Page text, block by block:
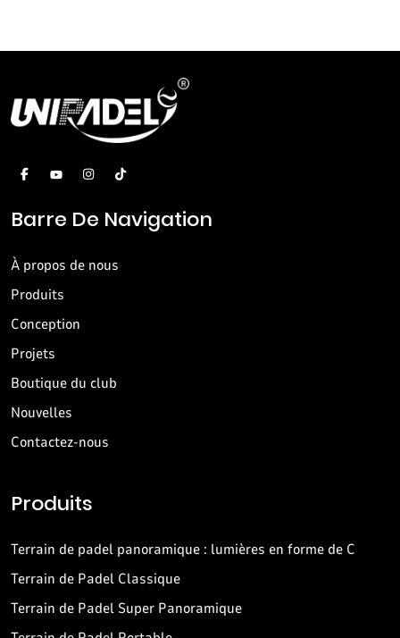
Barre De Navigation
À propos de nous
Produits
Conception
Projets
Boutique du club
Nouvelles
Contactez-nous
Produits
Terrain de padel panoramique : lumières en forme de C
Terrain de Padel Classique
Terrain de Padel Super Panoramique